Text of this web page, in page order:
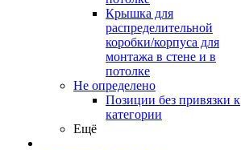
Крышка для
распределительной
коробки/корпуса для
монтажа в стене и в
потолке
Не определено
Позиции без привязки к
категории
Ещё